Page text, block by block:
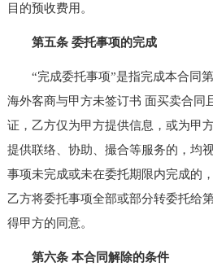
目的预收费用。
第五条 委托事项的完成
“完成委托事项”是指完成本合同第
海外客商与甲方未签订书 面买卖合同
证，乙方仅为甲方提供信息，或为甲
提供联络、协助、撮合等服务的，均
事项未完成或未在委托期限内完成的
乙方将委托事项全部或部分转委托给
得甲方的同意。
第六条 本合同解除的条件